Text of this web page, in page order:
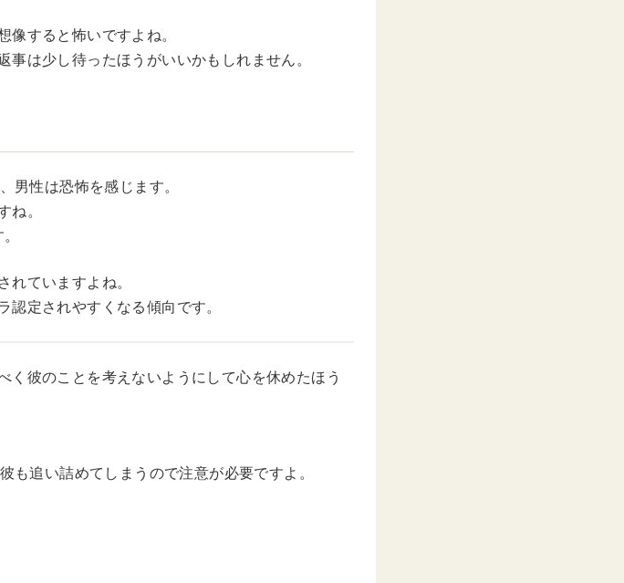
すると怖いですよね。
事は少し待ったほうがいいかもしれません。
男性は恐怖を感じます。
。
ていますよね。
定されやすくなる傾向です。
彼のことを考えないようにして心を休めたほう
追い詰めてしまうので注意が必要ですよ。